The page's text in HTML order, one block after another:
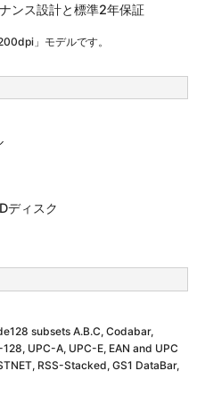
ンス設計と標準2年保証
」 モデルです。
ディスク
subsets A.B.C, Codabar,
UPC-A, UPC-E, EAN and UPC
RSS-Stacked, GS1 DataBar,